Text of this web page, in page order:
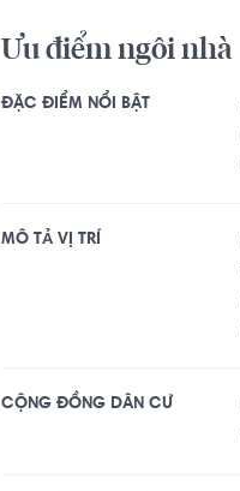
Ưu điểm ngôi nhà
ĐẶC ĐIỂM NỔI BẬT
MÔ TẢ VỊ TRÍ
CỘNG ĐỒNG DÂN CƯ